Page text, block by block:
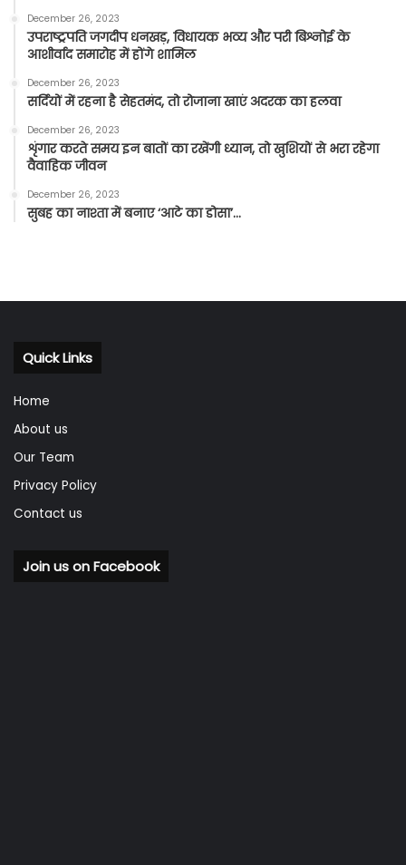
December 26, 2023
उपराष्ट्रपति जगदीप धनखड़, विधायक भव्य और परी बिश्नोई के
आशीर्वाद समारोह में होंगे शामिल
December 26, 2023
सर्दियों में रहना है सेहतमंद, तो रोजाना खाएं अदरक का हलवा
December 26, 2023
शृंगार करते समय इन बातों का रखेंगी ध्यान, तो खुशियों से भरा रहेगा
वैवाहिक जीवन
December 26, 2023
सुबह का नाश्ता में बनाए ‘आटे का डोसा’…
Quick Links
Home
About us
Our Team
Privacy Policy
Contact us
Join us on Facebook